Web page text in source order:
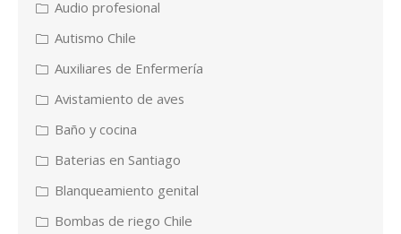
Audio profesional
Autismo Chile
Auxiliares de Enfermería
Avistamiento de aves
Baño y cocina
Baterias en Santiago
Blanqueamiento genital
Bombas de riego Chile